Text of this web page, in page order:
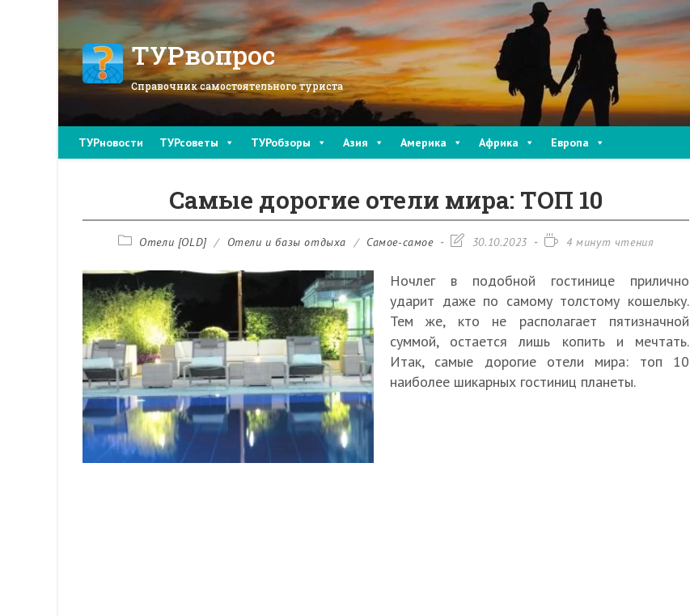
ТУРвопрос
Справочник самостоятельного туриста
ТУРновости ТУРсоветы ТУРобзоры Азия Америка Африка Европа
Самые дорогие отели мира: ТОП 10
РубрикаОтели [OLD] / Отели и базы отдыха / Самое-самое
Запись30.10.2023
Время4 минут чтения
Ночлег в подобной гостинице прилично
ударит даже по самому толстому кошельку.
Тем же, кто не располагает пятизначной
суммой, остается лишь копить и мечтать.
Итак, самые дорогие отели мира: топ 10
наиболее шикарных гостиниц планеты.